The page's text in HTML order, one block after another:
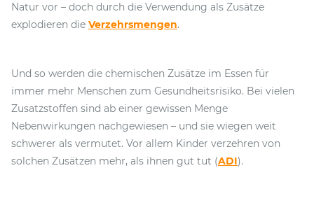
Natur vor – doch durch die Verwendung als Zusätze
explodieren die Verzehrsmengen.
Und so werden die chemischen Zusätze im Essen für
immer mehr Menschen zum Gesundheitsrisiko. Bei vielen
Zusatzstoffen sind ab einer gewissen Menge
Nebenwirkungen nachgewiesen – und sie wiegen weit
schwerer als vermutet. Vor allem Kinder verzehren von
solchen Zusätzen mehr, als ihnen gut tut (ADI).